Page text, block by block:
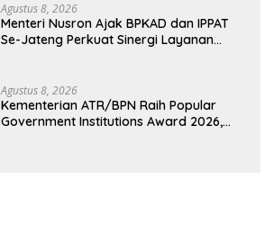
Agustus 8, 2026
Menteri Nusron Ajak BPKAD dan IPPAT
Se-Jateng Perkuat Sinergi Layanan
Agustus 8, 2026
Kementerian ATR/BPN Raih Popular
Government Institutions Award 2026,